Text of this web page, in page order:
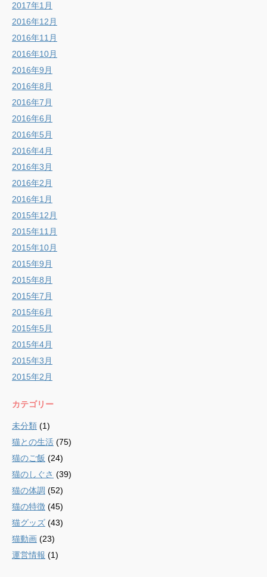
2017年1月
2016年12月
2016年11月
2016年10月
2016年9月
2016年8月
2016年7月
2016年6月
2016年5月
2016年4月
2016年3月
2016年2月
2016年1月
2015年12月
2015年11月
2015年10月
2015年9月
2015年8月
2015年7月
2015年6月
2015年5月
2015年4月
2015年3月
2015年2月
カテゴリー
未分類 (1)
猫との生活 (75)
猫のご飯 (24)
猫のしぐさ (39)
猫の体調 (52)
猫の特徴 (45)
猫グッズ (43)
猫動画 (23)
運営情報 (1)